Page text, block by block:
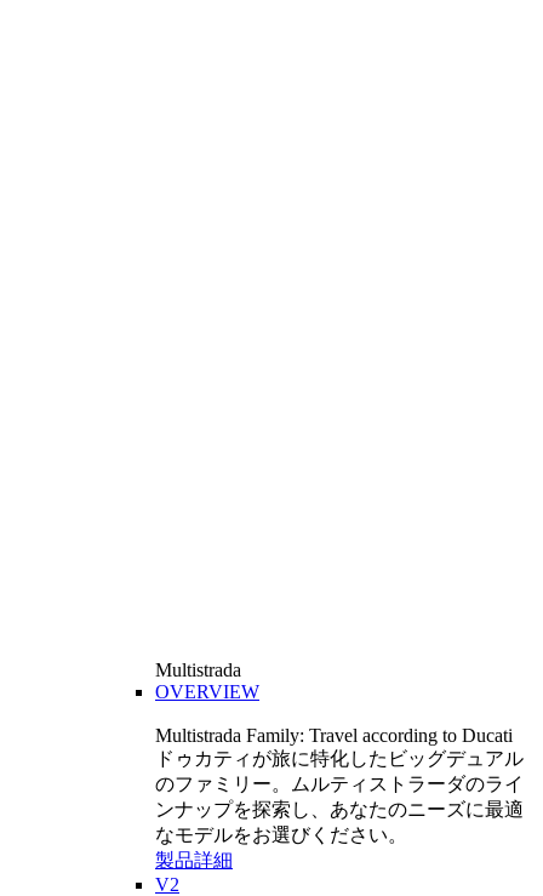
Multistrada
OVERVIEW
Multistrada Family: Travel according to Ducati
ドゥカティが旅に特化したビッグデュアル
のファミリー。ムルティストラーダのライ
ンナップを探索し、あなたのニーズに最適
なモデルをお選びください。
製品詳細
V2